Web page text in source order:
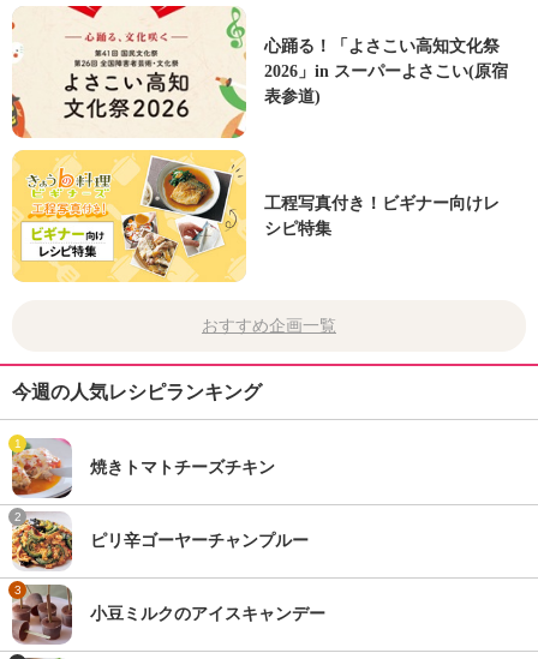
心踊る！「よさこい高知文化祭
2026」in スーパーよさこい(原宿
表参道)
工程写真付き！ビギナー向けレ
シピ特集
おすすめ企画一覧
今週の人気レシピランキング
1
焼きトマトチーズチキン
2
ピリ辛ゴーヤーチャンプルー
3
小豆ミルクのアイスキャンデー